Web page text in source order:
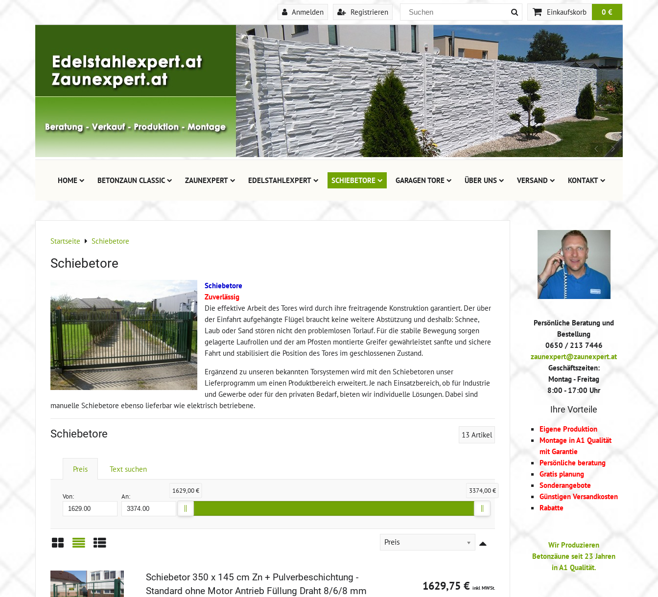
Anmelden Registrieren Einkaufskorb 0 €
HOME BETONZAUN CLASSIC ZAUNEXPERT EDELSTAHLEXPERT SCHIEBETORE GARAGEN TORE ÜBER UNS VERSAND KONTAKT
Startseite Schiebetore
Schiebetore
Schiebetore
Zuverlässig
Die effektive Arbeit des Tores wird durch ihre freitragende Konstruktion garantiert. Der über
der Einfahrt aufgehängte Flügel braucht keine weitere Abstützung und deshalb: Schnee,
Laub oder Sand stören nicht den problemlosen Torlauf. Für die stabile Bewegung sorgen
gelagerte Laufrollen und der am Pfosten montierte Greifer gewährleistet sanfte und sichere
Fahrt und stabilisiert die Position des Tores im geschlossenen Zustand.
Ergänzend zu unseren bekannten Torsystemen wird mit den Schiebetoren unser
Lieferprogramm um einen Produktbereich erweitert. Je nach Einsatzbereich, ob für Industrie
und Gewerbe oder für den privaten Bedarf, bieten wir individuelle Lösungen. Dabei sind
manuelle Schiebetore ebenso lieferbar wie elektrisch betriebene.
Schiebetore 13 Artikel
Preis Text suchen
Von: An:
1629,00 € 3374,00 €
Preis
Schiebetor 350 x 145 cm Zn + Pulverbeschichtung -
Standard ohne Motor Antrieb Füllung Draht 8/6/8 mm
1629,75 € inkl MWSt.
Persönliche Beratung und
Bestellung
0650 / 213 7446
zaunexpert@zaunexpert.at
Geschäftszeiten:
Montag - Freitag
8:00 - 17:00 Uhr
Ihre Vorteile
Eigene Produktion
Montage in A1 Qualität
mit Garantie
Persönliche beratung
Gratis planung
Sonderangebote
Günstigen Versandkosten
Rabatte
Wir Produzieren
Betonzäune seit 23 Jahren
in A1 Qualität.